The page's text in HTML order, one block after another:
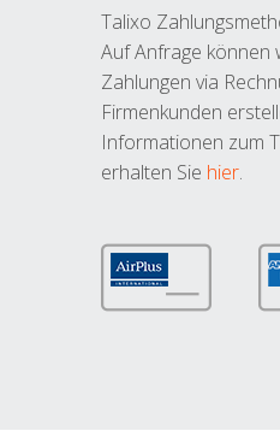
Talixo
Auf Anfrage können
Zahlungen via
Firmenkunden
Informationen zum
erhalten Sie hier.